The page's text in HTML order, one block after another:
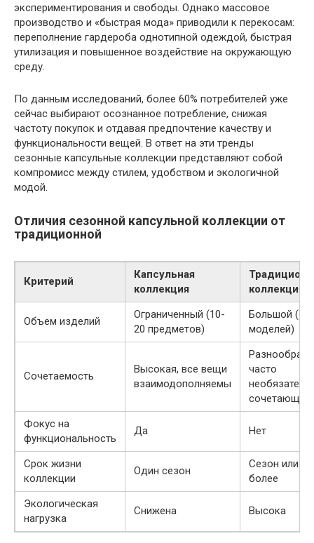
экспериментирования и свободы. Однако массовое
производство и «быстрая мода» приводили к перекосам:
переполнение гардероба однотипной одеждой, быстрая
утилизация и повышенное воздействие на окружающую
среду.
По данным исследований, более 60% потребителей уже
сейчас выбирают осознанное потребление, снижая
частоту покупок и отдавая предпочтение качеству и
функциональности вещей. В ответ на эти тренды
сезонные капсульные коллекции представляют собой
компромисс между стилем, удобством и экологичной
модой.
Отличия сезонной капсульной коллекции от
традиционной
Критерий
Капсульная
коллекция
коллекция
Объем изделий
Ограниченный (10-
20 предметов)
Большой
моделей)
Сочетаемость
Высокая, все вещи
взаимодополняемы
часто
Фокус на
функциональность
Да Нет
Срок жизни
коллекции
Один сезон
Сезон или
более
Экологическая
нагрузка
Снижена Высока